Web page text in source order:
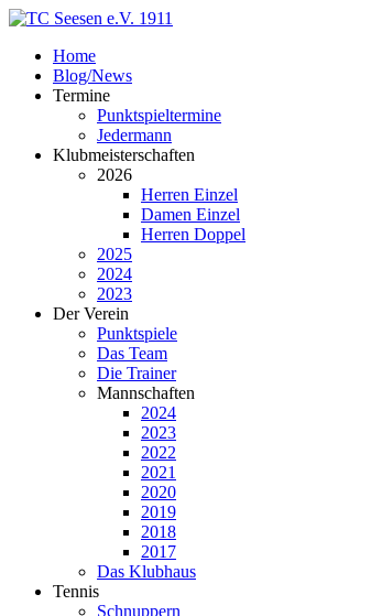
Home
Blog/News
Termine
Punktspieltermine
Jedermann
Klubmeisterschaften
2026
Herren Einzel
Damen Einzel
Herren Doppel
2025
2024
2023
Der Verein
Punktspiele
Das Team
Die Trainer
Mannschaften
2024
2023
2022
2021
2020
2019
2018
2017
Das Klubhaus
Tennis
Schnuppern